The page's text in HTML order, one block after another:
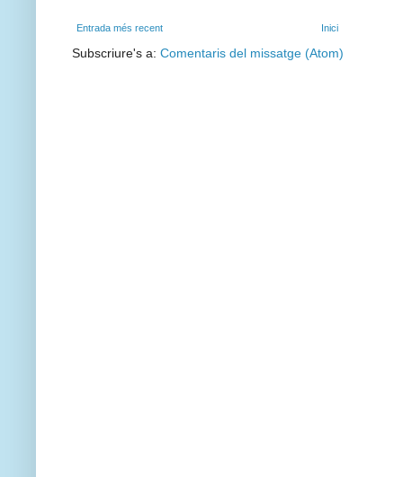
Entrada més recent Inici
Subscriure's a: Comentaris del missatge (Atom)